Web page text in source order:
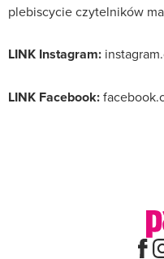
plebiscycie czytelników
LINK Instagram:
LINK Facebook: